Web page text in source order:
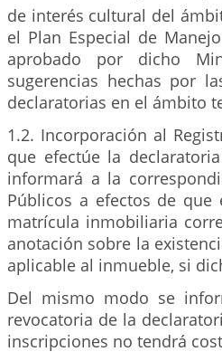
de interés cultural del
el Plan Especial de
aprobado por dicho
sugerencias hechas por
declaratorias en el ámbito
1.2. Incorporación al
que efectúe la
informará a la
Públicos a efectos de
matrícula inmobiliaria
anotación sobre la
aplicable al inmueble, si
Del mismo modo se
revocatoria de la
inscripciones no tendrá